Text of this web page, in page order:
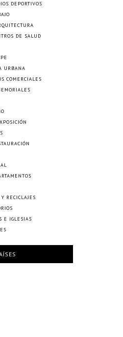
DEPORTIVOS
DE SALUD
URBANA
COMERCIALES
RECICLAJES
E IGLESIAS